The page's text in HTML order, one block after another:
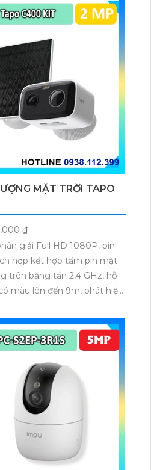
MẶT TRỜI TAPO
₫
giải Full HD 1080P, pin
hợp kết hợp tấm pin mặt
trên băng tần 2,4 GHz, hỗ
màu lên đến 9m, phát hiện
lên đến 512GB.